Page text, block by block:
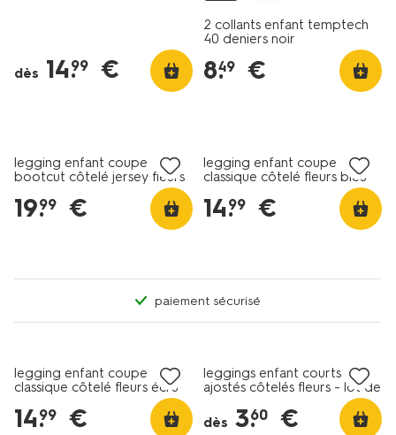
dès 14.
99 €
2 collants enfant temptech
40 deniers noir
8.
49 €
legging enfant coupe
bootcut côtelé jersey fleurs
19.
99 €
legging enfant coupe
classique côtelé fleurs bleu
14.
99 €
paiement sécurisé
legging enfant coupe
classique côtelé fleurs écru
14.
99 €
leggings enfant courts
ajostés côtelés fleurs - lot de
dès 3.
60 €